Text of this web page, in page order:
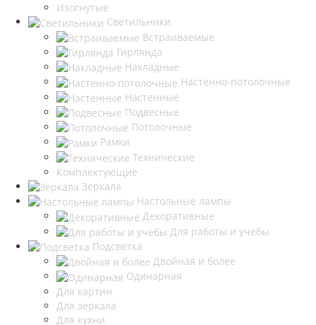
Изогнутые
Светильники
Встраиваемые
Гирлянда
Накладные
Настенно-потолочные
Настенные
Подвесные
Потолочные
Рамки
Технические
Комплектующие
Зеркала
Настольные лампы
Декоративные
Для работы и учебы
Подсветка
Двойная и более
Одинарная
Для картин
Для зеркала
Для кухни